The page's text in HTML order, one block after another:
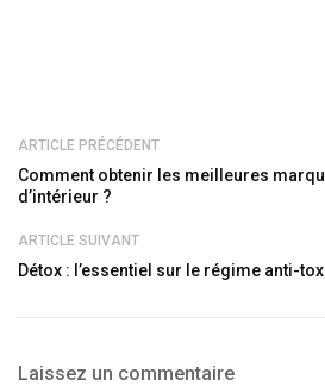
ARTICLE PRÉCÉDENT
Comment obtenir les meilleures
d’intérieur ?
ARTICLE SUIVANT
Détox : l’essentiel sur le régime anti-
Laissez un commentaire